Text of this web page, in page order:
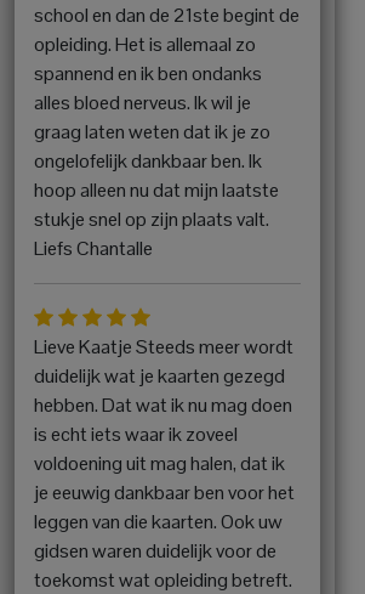
school en dan de 21ste begint de
opleiding. Het is allemaal zo
spannend en ik ben ondanks
alles bloed nerveus. Ik wil je
graag laten weten dat ik je zo
ongelofelijk dankbaar ben. Ik
hoop alleen nu dat mijn laatste
stukje snel op zijn plaats valt.
Liefs Chantalle
Lieve Kaatje Steeds meer wordt
duidelijk wat je kaarten gezegd
hebben. Dat wat ik nu mag doen
is echt iets waar ik zoveel
voldoening uit mag halen, dat ik
je eeuwig dankbaar ben voor het
leggen van die kaarten. Ook uw
gidsen waren duidelijk voor de
toekomst wat opleiding betreft.